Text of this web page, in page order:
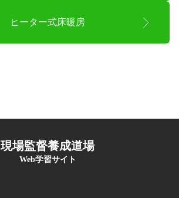
ヒーター式床暖房
現場監督養成道場
Web学習サイト